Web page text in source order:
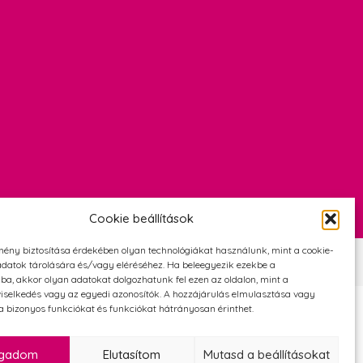
Cookie beállítások
biztosítása érdekében olyan technológiákat használunk, mint a cookie-
tárolására és/vagy eléréséhez. Ha beleegyezik ezekbe a
akkor olyan adatokat dolgozhatunk fel ezen az oldalon, mint a
vagy az egyedi azonosítók. A hozzájárulás elmulasztása vagy
bizonyos funkciókat és funkciókat hátrányosan érinthet.
Elutasítom Mutasd a beállításokat
FeltételekAdatvédelmi és cookie tájékoztató